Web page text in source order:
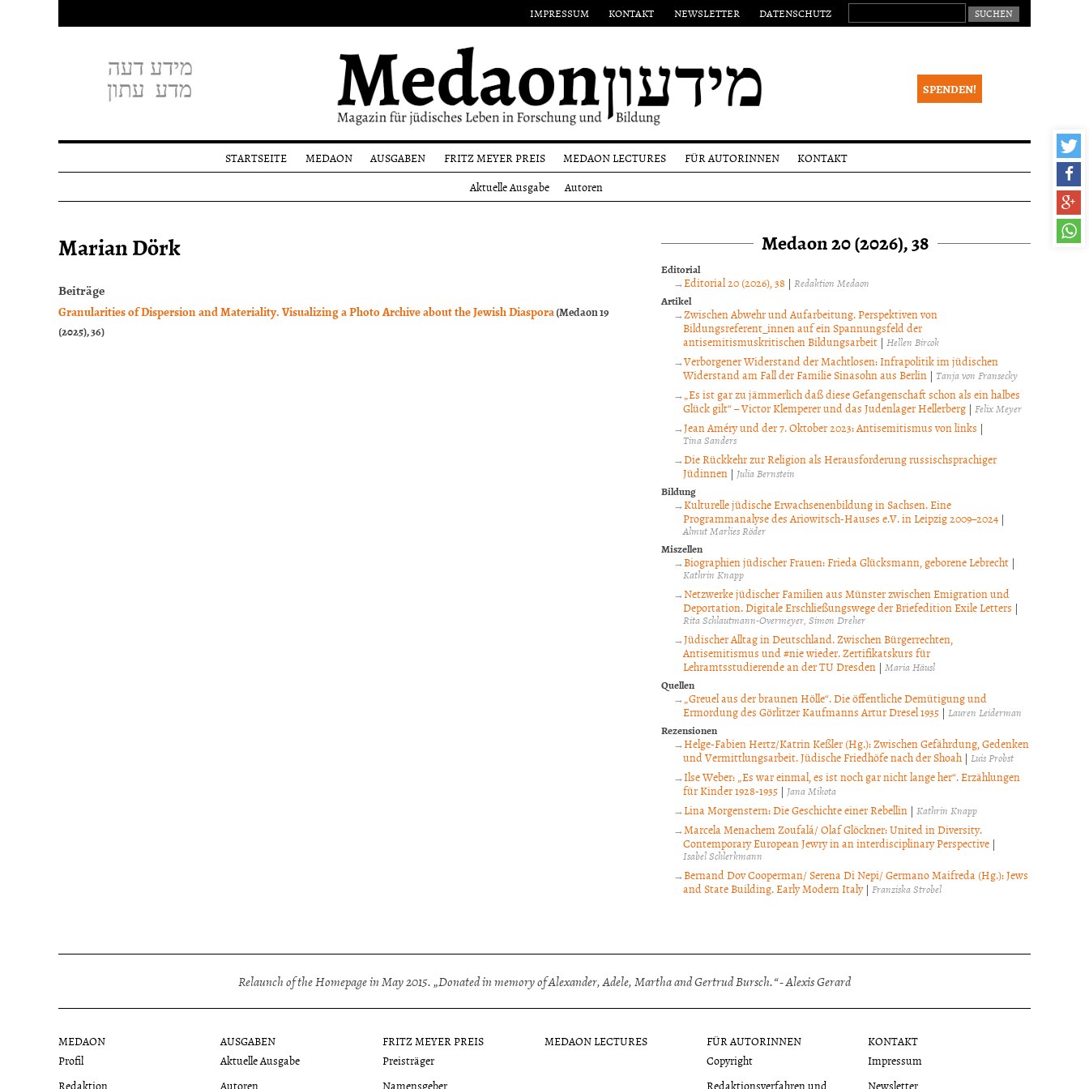
IMPRESSUM KONTAKT NEWSLETTER DATENSCHUTZ SUCHEN NACH:
SPENDEN!
STARTSEITE
MEDAON
AUSGABEN
Ausgabe
FRITZ MEYER PREIS
Namensgeber
MEDAON LECTURES
FÜR AUTORINNEN
Redaktionsverfahren
und Begutachtung
Copyright
KONTAKT
Aktuelle Ausgabe Autoren
Marian Dörk
Beiträge
Granularities of Dispersion and Materiality. Visualizing a Photo Archive about the Jewish Diaspora(Medaon 19
(2025), 36)
Medaon 20 (2026), 38
Editorial
Editorial 20 (2026), 38 |Redaktion Medaon
Artikel
Zwischen Abwehr und Aufarbeitung. Perspektiven von
Bildungsreferent_innen auf ein Spannungsfeld der
antisemitismuskritischen Bildungsarbeit| Hellen Bircok
Verborgener Widerstand der Machtlosen: Infrapolitik im jüdischen
Widerstand am Fall der Familie Sinasohn aus Berlin| Tanja von Fransecky
„Es ist gar zu jämmerlich daß diese Gefangenschaft schon als ein halbes
Glück gilt“ – Victor Klemperer und das Judenlager Hellerberg| Felix Meyer
Jean Améry und der 7. Oktober 2023: Antisemitismus von links |
Tina Sanders
Die Rückkehr zur Religion als Herausforderung russischsprachiger
Jüdinnen| Julia Bernstein
Bildung
Kulturelle jüdische Erwachsenenbildung in Sachsen. Eine
Programmanalyse des Ariowitsch-Hauses e.V. in Leipzig 2009–2024|
Almut Marlies Röder
Miszellen
Biographien jüdischer Frauen: Frieda Glücksmann, geborene Lebrecht |
Kathrin Knapp
Netzwerke jüdischer Familien aus Münster zwischen Emigration und
Deportation. Digitale Erschließungswege der Briefedition Exile Letters |
Rita Schlautmann-Overmeyer Simon Dreher
Jüdischer Alltag in Deutschland. Zwischen Bürgerrechten,
Antisemitismus und #nie wieder. Zertifikatskurs für
Lehramtsstudierende an der TU Dresden| Maria Häusl
Quellen
„Greuel aus der braunen Hölle“. Die öffentliche Demütigung und
Ermordung des Görlitzer Kaufmanns Artur Dresel 1935| Lauren Leiderman
Rezensionen
Helge-Fabien Hertz/Katrin Keßler (Hg.): Zwischen Gefährdung, Gedenken
und Vermittlungsarbeit. Jüdische Friedhöfe nach der Shoah| Luis Probst
Ilse Weber: „Es war einmal, es ist noch gar nicht lange her“. Erzählungen
für Kinder 1928-1935| Jana Mikota
Lina Morgenstern: Die Geschichte einer Rebellin |Kathrin Knapp
Marcela Menachem Zoufalá/ Olaf Glöckner: United in Diversity.
Contemporary European Jewry in an interdisciplinary Perspective|
Isabel Schlerkmann
Bernand Dov Cooperman/ Serena Di Nepi/ Germano Maifreda (Hg.): Jews
and State Building. Early Modern Italy| Franziska Strobel
Relaunch of the Homepage in May 2015. „Donated in memory of Alexander, Adele, Martha and Gertrud Bursch.“ - Alexis Gerard
MEDAON
Profil
Redaktion
AUSGABEN
Aktuelle Ausgabe
Autoren
FRITZ MEYER PREIS
Preisträger
Namensgeber
MEDAON LECTURES
FÜR AUTORINNEN
Copyright
Redaktionsverfahren und
KONTAKT
Impressum
Newsletter